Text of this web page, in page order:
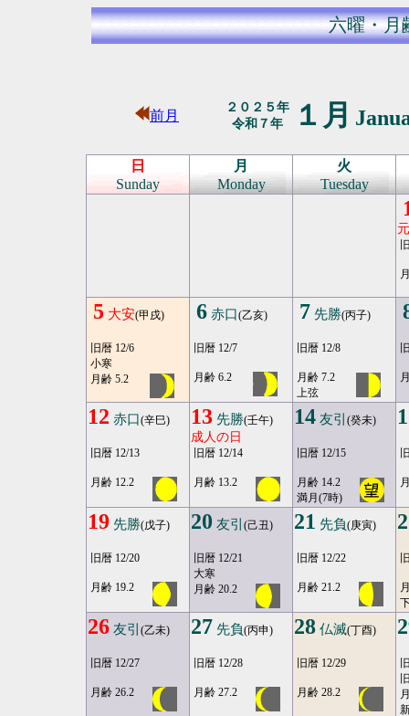
六曜・月
前月
２０２５年
令和７年
１月
日
Sunday
月
Monday
火
Tuesday
5 大安(甲戌)
旧暦 12/6
小寒
月齢 5.2
6 赤口(乙亥)
旧暦 12/7
月齢 6.2
7 先勝(丙子)
旧暦 12/8
月齢 7.2
上弦
12 赤口(辛巳)
旧暦 12/13
月齢 12.2
13 先勝(壬午)
成人の日
旧暦 12/14
月齢 13.2
14 友引 (癸未)
旧暦 12/15
月齢 14.2
満月(7時)
19 先勝(戊子)
旧暦 12/20
月齢 19.2
20 友引 (己丑)
旧暦 12/21
大寒
月齢 20.2
21 先負(庚寅)
旧暦 12/22
月齢 21.2
26 友引 (乙未)
旧暦 12/27
月齢 26.2
27 先負(丙申)
旧暦 12/28
月齢 27.2
28 仏滅(丁酉)
旧暦 12/29
月齢 28.2